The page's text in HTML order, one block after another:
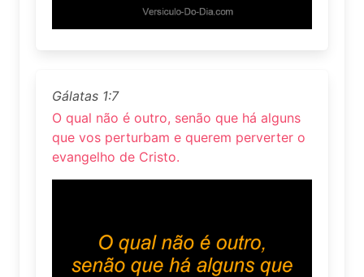
Gálatas 1:7
O qual não é outro, senão que há alguns
que vos perturbam e querem perverter o
evangelho de Cristo.